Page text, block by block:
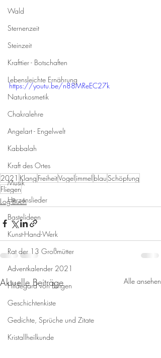
Wald
Sternenzeit
Steinzeit
Krafttier - Botschaften
Lebensleichte Ernährung
Naturkosmetik
Chakralehre
Angelart - Engelwelt
Kabbalah
Kraft des Ortes
Musik
Herzenslieder
Bastelideen
Kunst-Hand-Werk
Rat der 13 Großmütter
Adventkalender 2021
Hildegard von Bingen
Geschichtenkiste
Gedichte, Sprüche und Zitate
Kristallheilkunde
https://youtu.be/n88MReEC27k
2021 Klang FreiheitVogel immel blauSchöpfung
Fliegen
Log-Buch
Aktuelle Beiträge Alle ansehen